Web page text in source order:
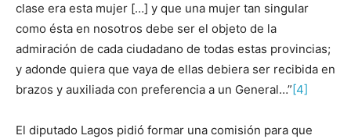
clase era esta mujer […] y que una mujer tan singular
como ésta en nosotros debe ser el objeto de la
admiración de cada ciudadano de todas estas provincias;
y adonde quiera que vaya de ellas debiera ser recibida en
brazos y auxiliada con preferencia a un General…” [4]
El diputado Lagos pidió formar una comisión para que